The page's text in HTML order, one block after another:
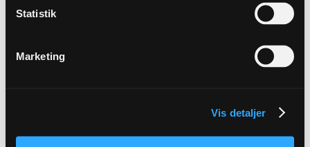
Statistik
Marketing
Vis detaljer